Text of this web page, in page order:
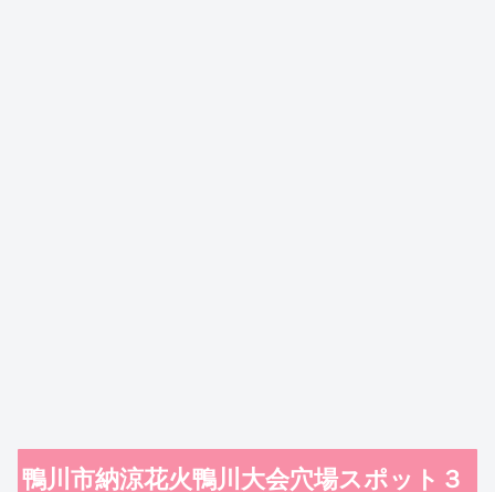
鴨川市納涼花火鴨川大会穴場スポット３